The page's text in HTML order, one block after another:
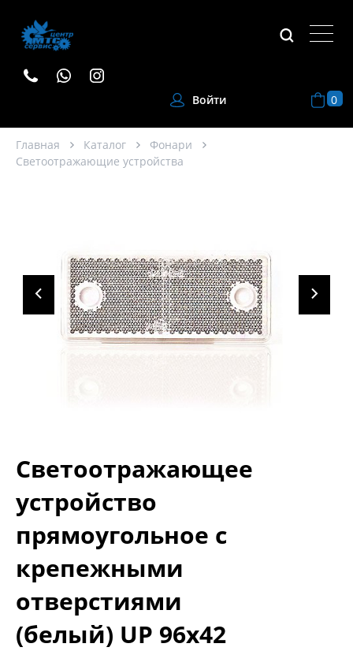
Войти 0
Главная Каталог
Фонари
Светоотражающие устройства
Светоотражающее
устройство
прямоугольное с
крепежными
отверстиями
(белый) UP 96x42